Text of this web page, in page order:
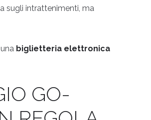
sugli intrattenimenti, ma
biglietteria elettronica
GO-